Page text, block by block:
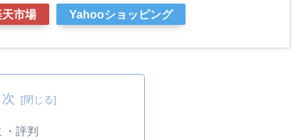
天市場 Yahooショッピング
次
・評判